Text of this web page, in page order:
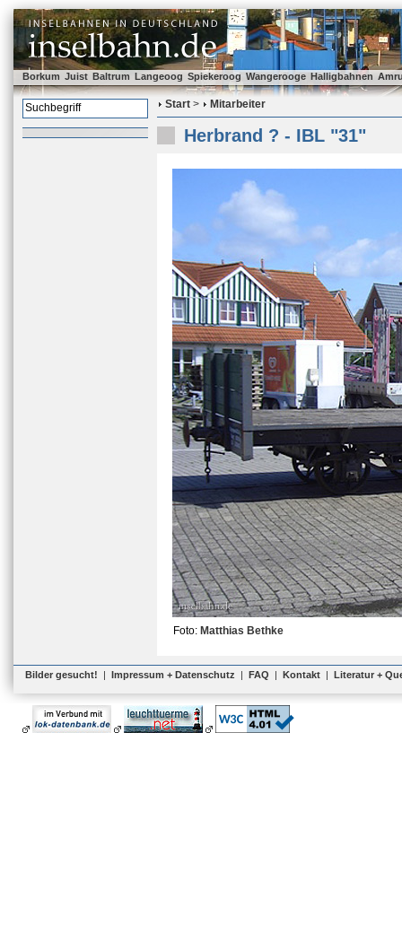
Borkum Juist Baltrum Langeoog Spiekeroog Wangerooge Halligbahnen
Start > Mitarbeiter
Herbrand ? - IBL "31"
Foto: Matthias Bethke
Bilder gesucht! | Impressum + Datenschutz | FAQ | Kontakt | Literatur +